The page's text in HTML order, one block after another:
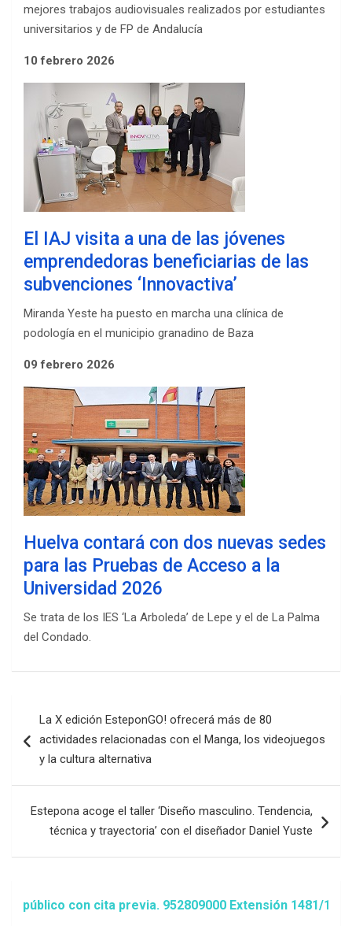
mejores trabajos audiovisuales realizados por estudiantes
universitarios y de FP de Andalucía
10 febrero 2026
El IAJ visita a una de las jóvenes
emprendedoras beneficiarias de las
subvenciones ‘Innovactiva’
Miranda Yeste ha puesto en marcha una clínica de
podología en el municipio granadino de Baza
09 febrero 2026
Huelva contará con dos nuevas sedes
para las Pruebas de Acceso a la
Universidad 2026
Se trata de los IES ‘La Arboleda’ de Lepe y el de La Palma
del Condado.
de
entradas
La X edición EsteponGO! ofrecerá más de 80
actividades relacionadas con el Manga, los videojuegos
y la cultura alternativa
Estepona acoge el taller ‘Diseño masculino. Tendencia,
técnica y trayectoria’ con el diseñador Daniel Yuste
cita previa. 952809000 Extensión 1481/1486 ó